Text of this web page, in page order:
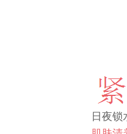
日夜